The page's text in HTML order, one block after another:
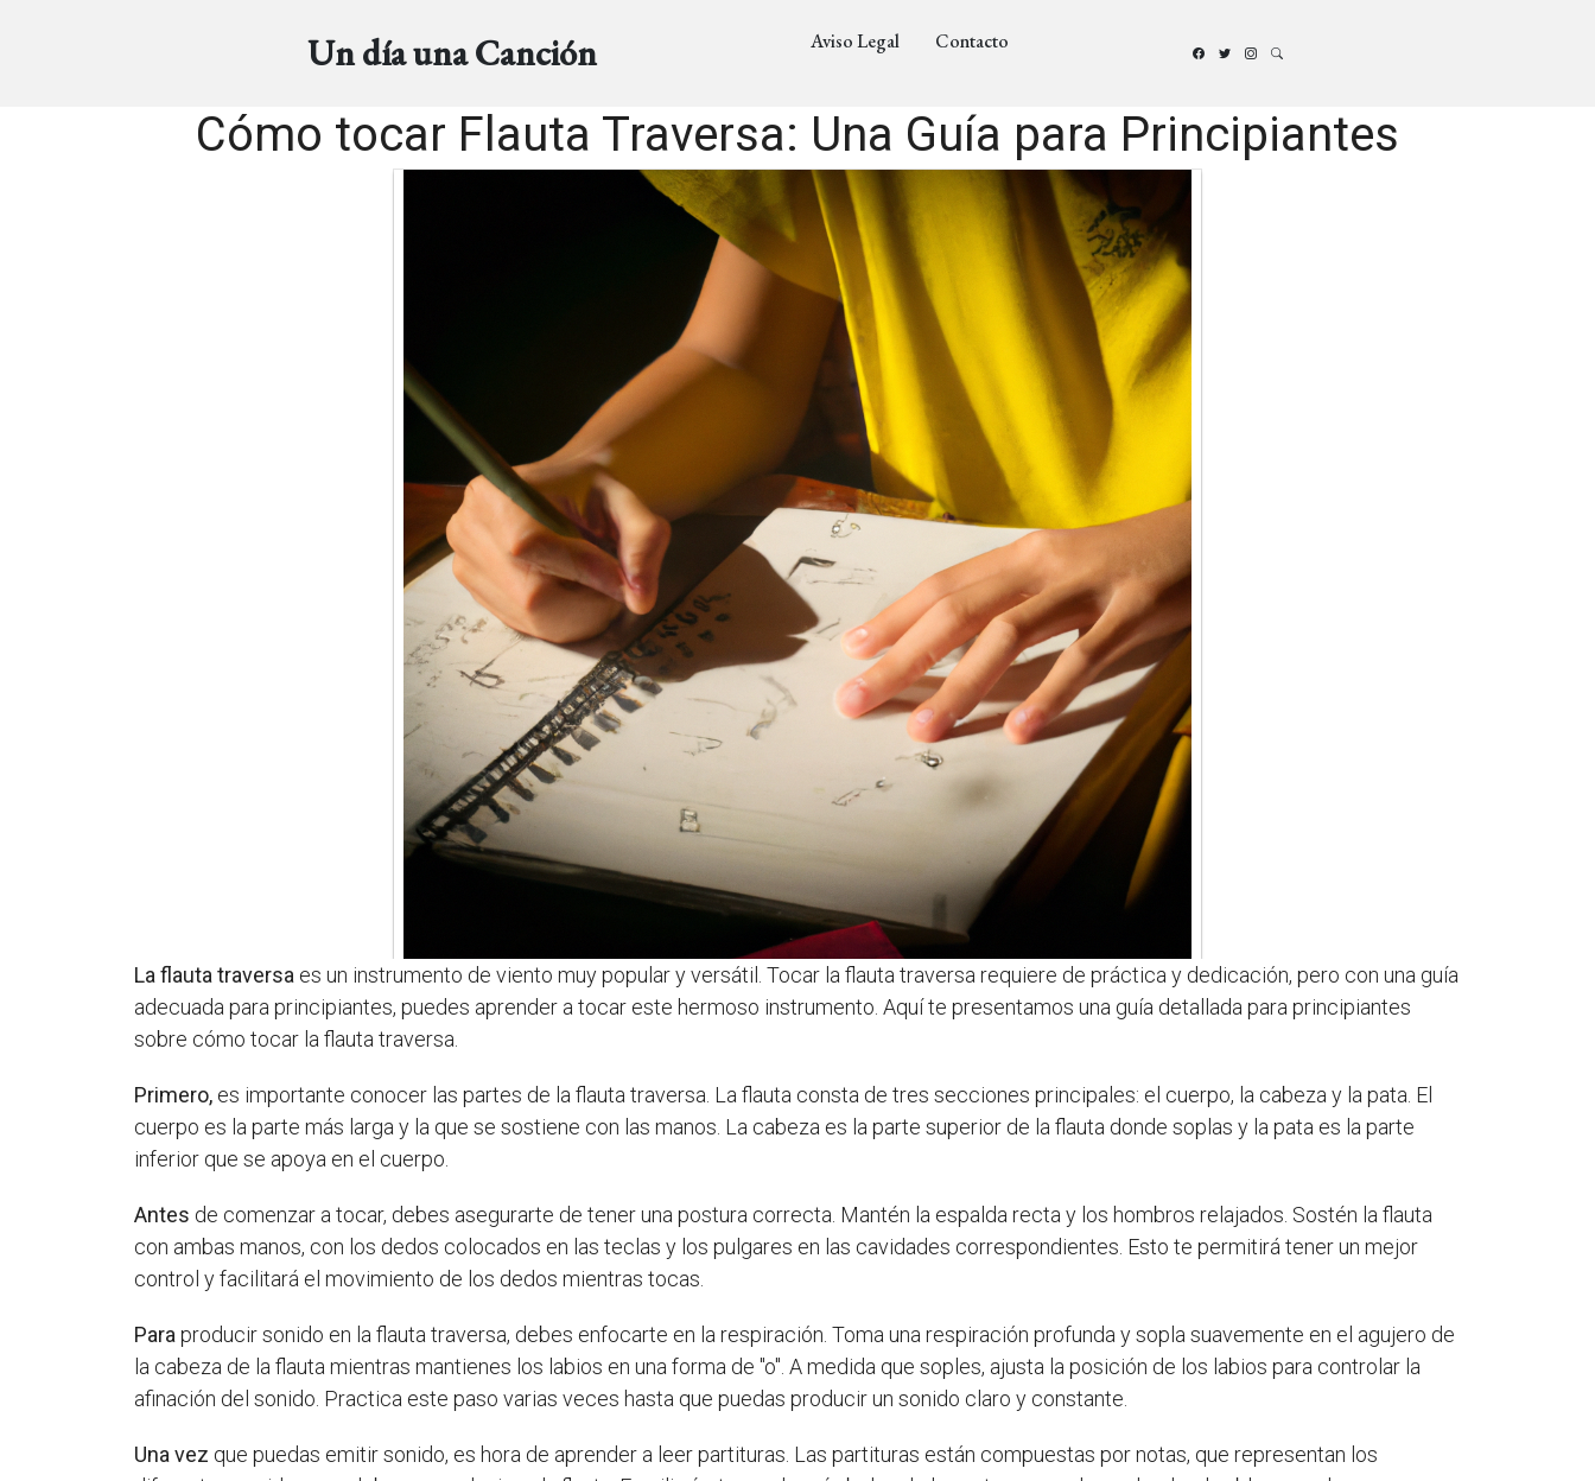
Un día una Canción Aviso Legal Contacto
Cómo tocar Flauta Traversa: Una Guía para Principiantes
La flauta traversa es un instrumento de viento muy popular y versátil. Tocar la flauta traversa requiere de práctica y dedicación, pero con una guía
adecuada para principiantes, puedes aprender a tocar este hermoso instrumento. Aquí te presentamos una guía detallada para principiantes
sobre cómo tocar la flauta traversa.
Primero, es importante conocer las partes de la flauta traversa. La flauta consta de tres secciones principales: el cuerpo, la cabeza y la pata. El
cuerpo es la parte más larga y la que se sostiene con las manos. La cabeza es la parte superior de la flauta donde soplas y la pata es la parte
inferior que se apoya en el cuerpo.
Antes de comenzar a tocar, debes asegurarte de tener una postura correcta. Mantén la espalda recta y los hombros relajados. Sostén la flauta
con ambas manos, con los dedos colocados en las teclas y los pulgares en las cavidades correspondientes. Esto te permitirá tener un mejor
control y facilitará el movimiento de los dedos mientras tocas.
Para producir sonido en la flauta traversa, debes enfocarte en la respiración. Toma una respiración profunda y sopla suavemente en el agujero de
la cabeza de la flauta mientras mantienes los labios en una forma de "o". A medida que soples, ajusta la posición de los labios para controlar la
afinación del sonido. Practica este paso varias veces hasta que puedas producir un sonido claro y constante.
Una vez que puedas emitir sonido, es hora de aprender a leer partituras. Las partituras están compuestas por notas, que representan los